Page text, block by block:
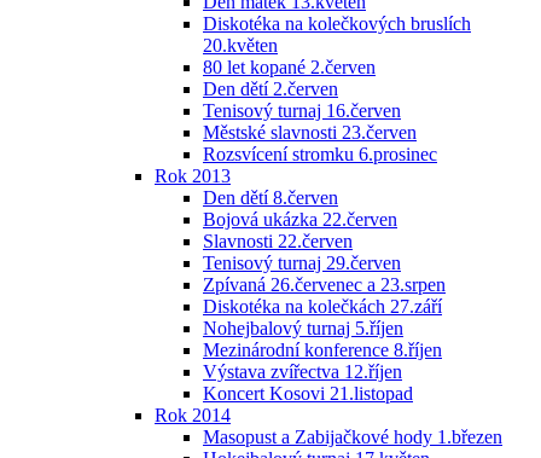
Diskotéka na kolečkových bruslích
20.květen
80 let kopané 2.červen
Den dětí 2.červen
Tenisový turnaj 16.červen
Městské slavnosti 23.červen
Rozsvícení stromku 6.prosinec
Rok 2013
Den dětí 8.červen
Bojová ukázka 22.červen
Slavnosti 22.červen
Tenisový turnaj 29.červen
Zpívaná 26.červenec a 23.srpen
Diskotéka na kolečkách 27.září
Nohejbalový turnaj 5.říjen
Mezinárodní konference 8.říjen
Výstava zvířectva 12.říjen
Koncert Kosovi 21.listopad
Rok 2014
Masopust a Zabijačkové hody 1.březen